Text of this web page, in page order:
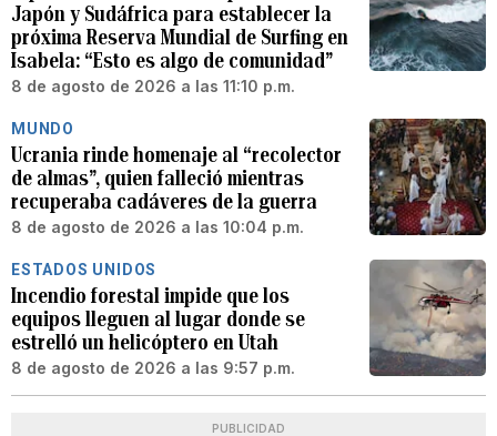
Japón y Sudáfrica para establecer la
próxima Reserva Mundial de Surfing en
Isabela: “Esto es algo de comunidad”
8 de agosto de 2026 a las 11:10 p.m.
MUNDO
Ucrania rinde homenaje al “recolector
de almas”, quien falleció mientras
recuperaba cadáveres de la guerra
8 de agosto de 2026 a las 10:04 p.m.
ESTADOS UNIDOS
Incendio forestal impide que los
equipos lleguen al lugar donde se
estrelló un helicóptero en Utah
8 de agosto de 2026 a las 9:57 p.m.
PUBLICIDAD